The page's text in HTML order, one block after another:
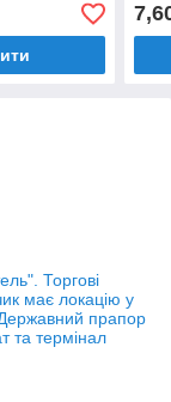
Торгові
має локацію у
прапор
та термінал